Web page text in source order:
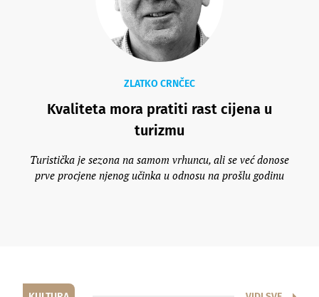
ZLATKO CRNČEC
Kvaliteta mora pratiti rast cijena u
turizmu
Turistička je sezona na samom vrhuncu, ali se već donose
prve procjene njenog učinka u odnosu na prošlu godinu